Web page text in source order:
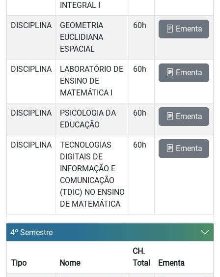
INTEGRAL I
DISCIPLINA
GEOMETRIA
EUCLIDIANA
ESPACIAL
60h Ementa
DISCIPLINA
LABORATÓRIO DE
ENSINO DE
MATEMÁTICA I
60h Ementa
DISCIPLINA
PSICOLOGIA DA
EDUCAÇÃO
60h Ementa
DISCIPLINA
TECNOLOGIAS
DIGITAIS DE
INFORMAÇÃO E
COMUNICAÇÃO
(TDIC) NO ENSINO
DE MATEMÁTICA
60h Ementa
4º Semestre
Tipo Nome
CH.
Total
Ementa